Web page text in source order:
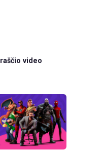
video